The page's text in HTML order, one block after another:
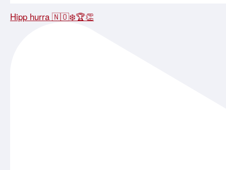
Hipp hurra 🇳🇴❄️🏆👏